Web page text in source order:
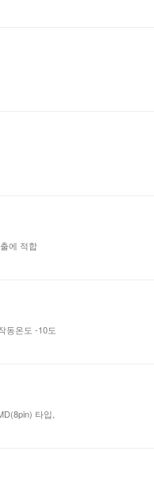
에 적합
동온도 -10도
타입,